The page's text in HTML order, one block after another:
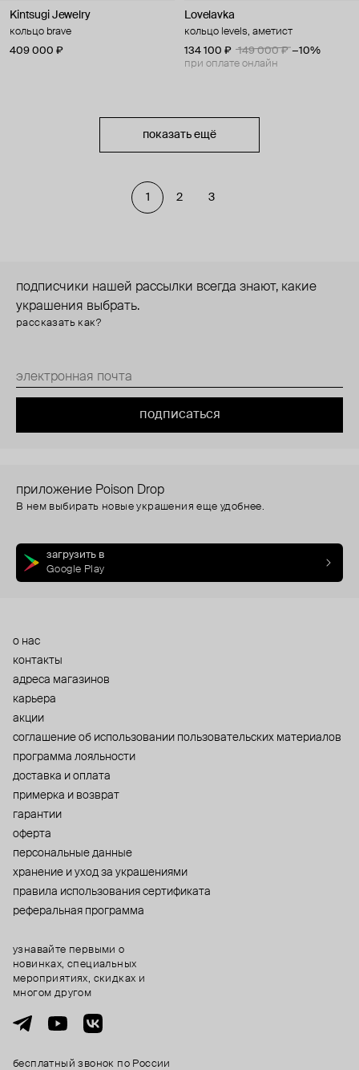
Kintsugi Jewelry
кольцо brave
409 000 ₽
Lovelavka
кольцо levels, аметист
134 100 ₽
149 000 ₽ −10%
при оплате онлайн
показать ещё
1 2 3
подписчики нашей рассылки всегда знают, какие
украшения выбрать.
рассказать как?
подписаться
приложение Poison Drop
В нем выбирать новые украшения еще удобнее.
загрузить в
Google Play
о нас
контакты
адреса магазинов
карьера
акции
cоглашение об использовании пользовательских материалов
программа лояльности
доставка и оплата
примерка и возврат
гарантии
оферта
персональные данные
хранение и уход за украшениями
правила использования сертификата
реферальная программа
бесплатный звонок по России
узнавайте первыми о
новинках, специальных
мероприятиях, скидках и
многом другом